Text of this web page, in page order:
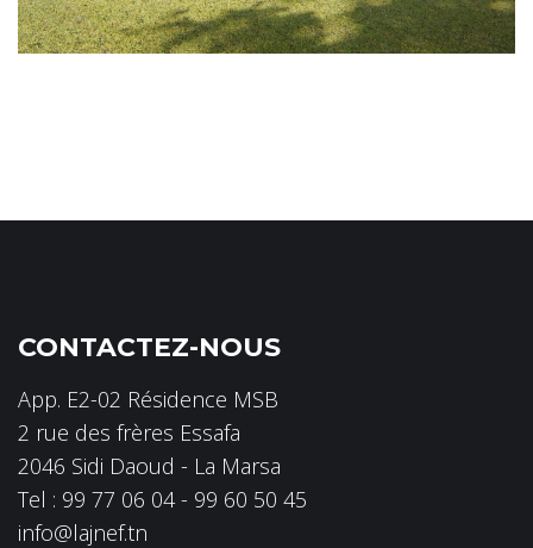
CONTACTEZ-NOUS
App. E2-02 Résidence MSB
2 rue des frères Essafa
2046 Sidi Daoud - La Marsa
Tel : 99 77 06 04 - 99 60 50 45
info@lajnef.tn